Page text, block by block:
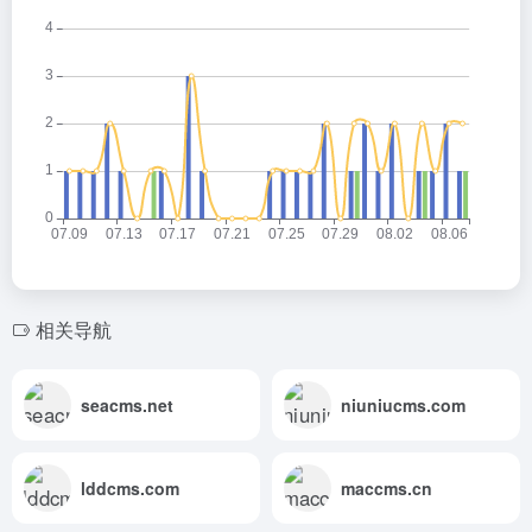
相关导航
seacms.net niuniucms.com
lddcms.com maccms.cn